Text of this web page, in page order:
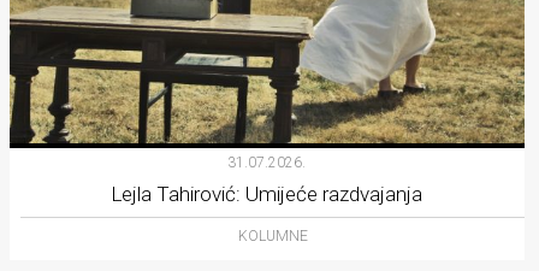
31.07.2026.
Lejla Tahirović: Umijeće razdvajanja
KOLUMNE